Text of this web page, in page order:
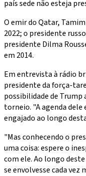
país sede não esteja
O emir do Qatar,
2022; o presidente
presidente Dilma
em 2014.
Em entrevista à rádio
presidente da força-
possibilidade de
torneio. "A agenda dele
engajado ao longo
"Mas conhecendo o
uma coisa: espere o
com ele. Ao longo
se envolvesse cada vez